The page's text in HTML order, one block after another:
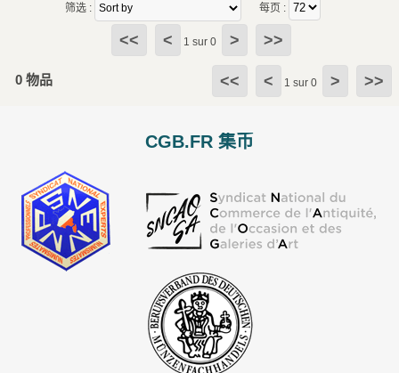
筛选 : 每页 :
<< < 1 sur 0 > >>
0 物品 << < 1 sur 0 > >>
CGB.FR 集币